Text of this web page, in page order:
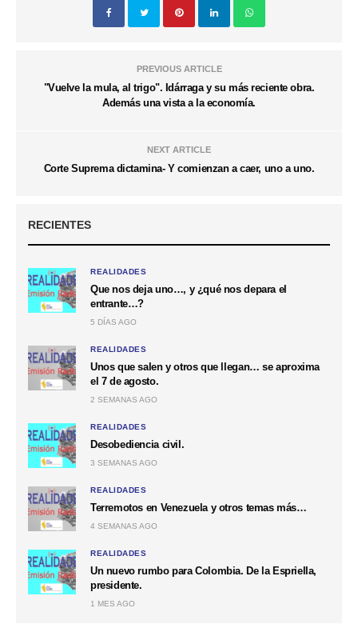
PREVIOUS ARTICLE
"Vuelve la mula, al trigo". Idárraga y su más reciente obra.
Además una vista a la economía.
NEXT ARTICLE
Corte Suprema dictamina- Y comienzan a caer, uno a uno.
RECIENTES
REALIDADES
Que nos deja uno…, y ¿qué nos depara el
entrante…?
5 DÍAS AGO
REALIDADES
Unos que salen y otros que llegan… se aproxima
el 7 de agosto.
2 SEMANAS AGO
REALIDADES
Desobediencia civil.
3 SEMANAS AGO
REALIDADES
Terremotos en Venezuela y otros temas más…
4 SEMANAS AGO
REALIDADES
Un nuevo rumbo para Colombia. De la Espriella,
presidente.
1 MES AGO